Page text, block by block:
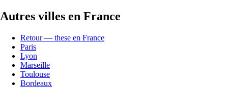
Autres villes en France
Retour — these en France
Paris
Lyon
Marseille
Toulouse
Bordeaux